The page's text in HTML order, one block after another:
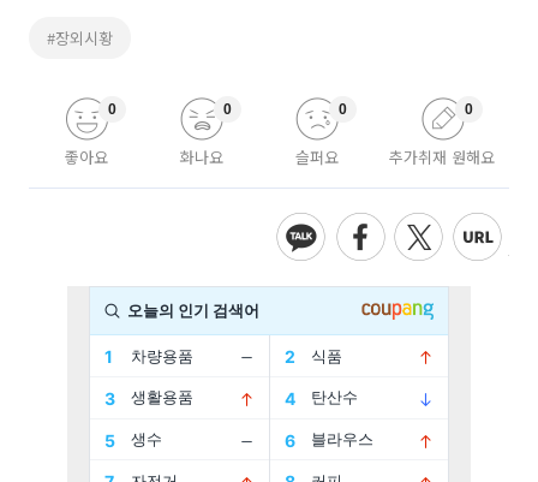
#장외시황
좋아요
0
화나요
0
슬퍼요
0
추가취재 원해요
0